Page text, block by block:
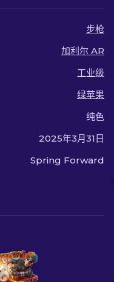
步枪
加利尔 AR
工业级
绿苹果
纯色
2025年3月31日
Spring Forward